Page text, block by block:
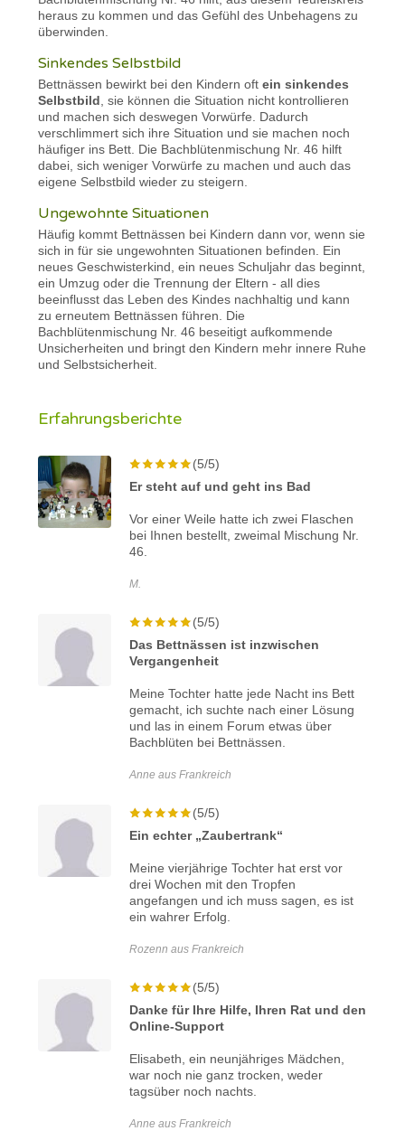
heraus zu kommen und das Gefühl des Unbehagens zu
überwinden.
Sinkendes Selbstbild
Bettnässen bewirkt bei den Kindern oftein sinkendes
Selbstbild , sie können die Situation nicht kontrollieren
und machen sich deswegen Vorwürfe. Dadurch
verschlimmert sich ihre Situation und sie machen noch
häufiger ins Bett. Die Bachblütenmischung Nr. 46 hilft
dabei, sich weniger Vorwürfe zu machen und auch das
eigene Selbstbild wieder zu steigern.
Ungewohnte Situationen
Häufig kommt Bettnässen bei Kindern dann vor, wenn sie
sich in für sie ungewohnten Situationen befinden. Ein
neues Geschwisterkind, ein neues Schuljahr das beginnt,
ein Umzug oder die Trennung der Eltern - all dies
beeinflusst das Leben des Kindes nachhaltig und kann
zu erneutem Bettnässen führen. Die
Bachblütenmischung Nr. 46 beseitigt aufkommende
Unsicherheiten und bringt den Kindern mehr innere Ruhe
und Selbstsicherheit.
Erfahrungsberichte
(5/5)
Er steht auf und geht ins Bad
Vor einer Weile hatte ich zwei Flaschen
bei Ihnen bestellt, zweimal Mischung Nr.
46.
M.
(5/5)
Das Bettnässen ist inzwischen
Vergangenheit
Meine Tochter hatte jede Nacht ins Bett
gemacht, ich suchte nach einer Lösung
und las in einem Forum etwas über
Bachblüten bei Bettnässen.
Anne aus Frankreich
(5/5)
Ein echter „Zaubertrank“
Meine vierjährige Tochter hat erst vor
drei Wochen mit den Tropfen
angefangen und ich muss sagen, es ist
ein wahrer Erfolg.
Rozenn aus Frankreich
(5/5)
Danke für Ihre Hilfe, Ihren Rat und den
Online-Support
Elisabeth, ein neunjähriges Mädchen,
war noch nie ganz trocken, weder
tagsüber noch nachts.
Anne aus Frankreich